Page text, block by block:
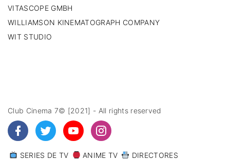
VITASCOPE GMBH
WILLIAMSON KINEMATOGRAPH COMPANY
WIT STUDIO
Club Cinema 7© [2021] - All rights reserved
SERIES DE TV ANIME TV DIRECTORES